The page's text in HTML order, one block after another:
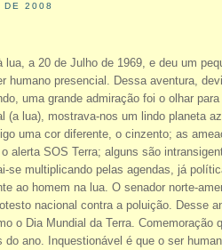
DE 2008
lua, a 20 de Julho de 1969, e deu um
humano presencial. Dessa aventura,
uma grande admiração foi o olhar
(a lua), mostrava-nos um lindo planeta
uma cor diferente, o cinzento; as
alerta SOS Terra; alguns são
se multiplicando pelas agendas, já
ao homem na lua. O senador norte-
nacional contra a poluição. Desse
o Dia Mundial da Terra.
ano. Inquestionável é que o ser